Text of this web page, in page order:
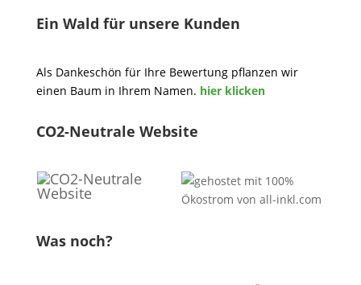
Ein Wald für unsere Kunden
Als Dankeschön für Ihre Bewertung pflanzen wir
einen Baum in Ihrem Namen. hier klicken
CO2-Neutrale Website
Was noch?